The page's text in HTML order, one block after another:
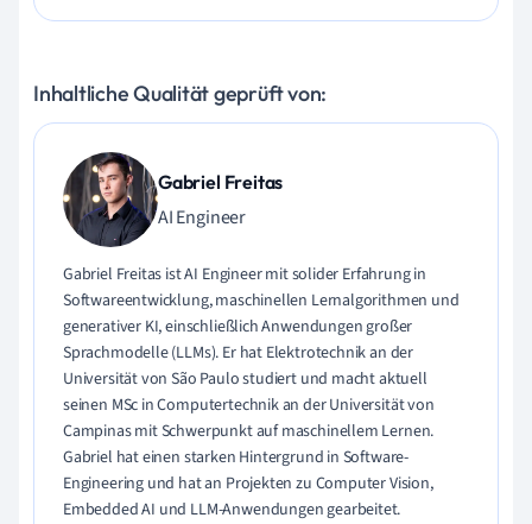
Inhaltliche Qualität geprüft von:
Gabriel Freitas
AI Engineer
Gabriel Freitas ist AI Engineer mit solider Erfahrung in
Softwareentwicklung, maschinellen Lernalgorithmen und
generativer KI, einschließlich Anwendungen großer
Sprachmodelle (LLMs). Er hat Elektrotechnik an der
Universität von São Paulo studiert und macht aktuell
seinen MSc in Computertechnik an der Universität von
Campinas mit Schwerpunkt auf maschinellem Lernen.
Gabriel hat einen starken Hintergrund in Software-
Engineering und hat an Projekten zu Computer Vision,
Embedded AI und LLM-Anwendungen gearbeitet.